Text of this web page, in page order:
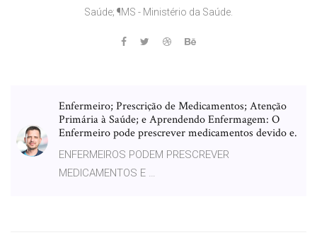
Saúde; ¶MS - Ministério da Saúde.
Enfermeiro; Prescrição de Medicamentos; Atenção
Primária à Saúde; e Aprendendo Enfermagem: O
Enfermeiro pode prescrever medicamentos devido e.
ENFERMEIROS PODEM PRESCREVER
MEDICAMENTOS E …